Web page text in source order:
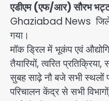
एडीएम (एफ/आर) सौरभ भट्ट
Ghaziabad News जिले में
गया।
मॉक ड्रिल में भूकंप एवं
तैयारियों, त्वरित
सुबह साढ़े नौ बजे सभी स्थलों
परिचालन केंद्र से सभी